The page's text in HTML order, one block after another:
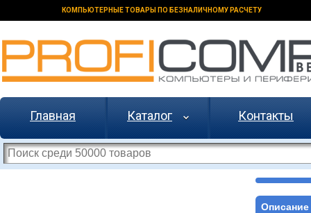
КОМПЬЮТЕРНЫЕ ТОВАРЫ ПО БЕЗНАЛИЧНОМУ РАСЧЕТУ
Главная Каталог Контакты
Описание